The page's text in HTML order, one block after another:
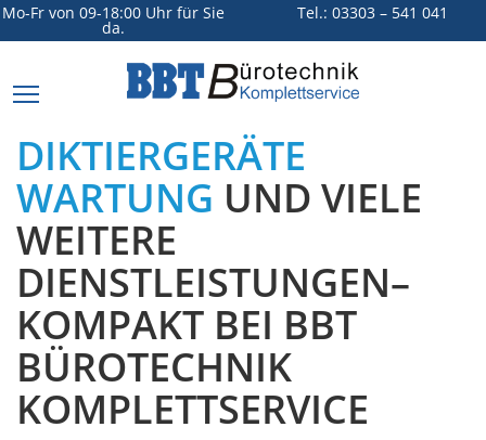
Mo-Fr von 09-18:00 Uhr für Sie
da.
Tel.: 03303 – 541 041
BBT
Online
Toggle
Leistungen
Unternehmen
DIKTIERGERÄTE
WARTUNG UND VIELE
WEITERE
DIENSTLEISTUNGEN–
KOMPAKT BEI BBT
BÜROTECHNIK
KOMPLETTSERVICE